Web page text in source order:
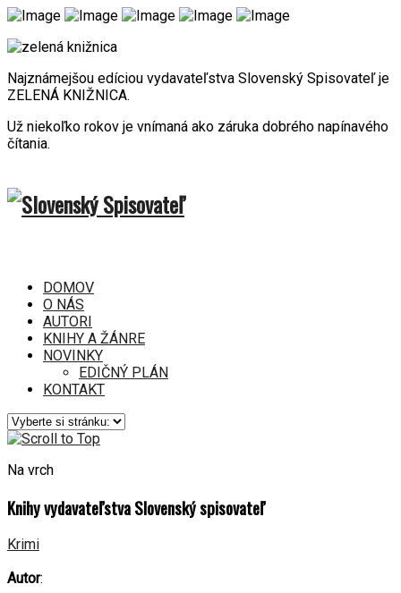
Najznámejšou edíciou vydavateľstva Slovenský Spisovateľ je
ZELENÁ KNIŽNICA.
Už niekoľko rokov je vnímaná ako záruka dobrého napínavého
čítania.
DOMOV
O NÁS
AUTORI
KNIHY A ŽÁNRE
NOVINKY
EDIČNÝ PLÁN
KONTAKT
Na vrch
Knihy vydavateľstva Slovenský spisovateľ
Krimi
Autor: